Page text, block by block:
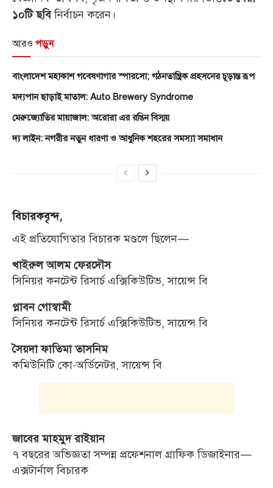
১০টি ছবিনির্বাচন করেন।
আরও পড়ুন
বাংলাদেশ মহাকাশ গবেষণাগার স্পারসো; গঠনতান্ত্রিক প্রহসনের চূড়ান্ত রূপ
মদ্যপান ছাড়াই মাতাল: Auto Brewery Syndrome
মেরুজ্যোতির মায়াজাল: অরোরা এর রঙিন বিস্ময়
দ্য লাইন: নগরীর নতুন ধারণা ও আধুনিক শহরের সমস্যা সমাধান
বিচারকবৃন্দ,
এই প্রতিযোগিতার বিচারক মণ্ডলে ছিলেন—
খাইরুল আলম ফেরদৌস
সিনিয়র কনটেন্ট রিসার্চ এক্সিকিউটিভ, সায়েন্স বি
প্লাবন গোস্বামী
সিনিয়র কনটেন্ট রিসার্চ এক্সিকিউটিভ, সায়েন্স বি
সৈয়দা ফাতিমা তাসনিম
কমিউনিটি কো-অর্ডিনেটর, সায়েন্স বি
জাবের মাহমুদ রাইয়ান
৭ বছরের অভিজ্ঞতা সম্পন্ন প্রফেশনাল গ্রাফিক ডিজাইনার—
এক্সটার্নাল বিচারক